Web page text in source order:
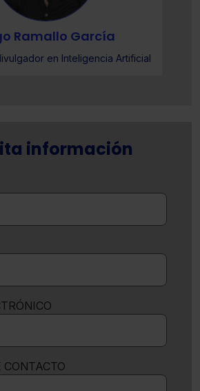
Ramallo García
en Inteligencia Artificial
información
CONTACTO